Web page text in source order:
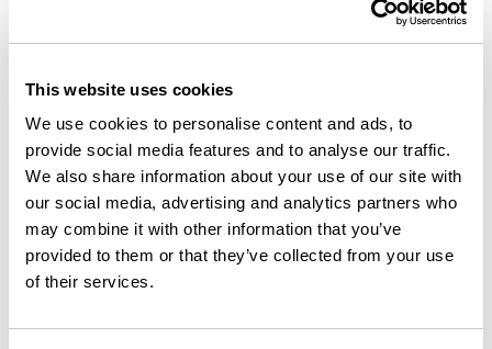
This website uses cookies
We use cookies to personalise content and ads, to
provide social media features and to analyse our traffic.
We also share information about your use of our site with
our social media, advertising and analytics partners who
may combine it with other information that you’ve
provided to them or that they’ve collected from your use
of their services.